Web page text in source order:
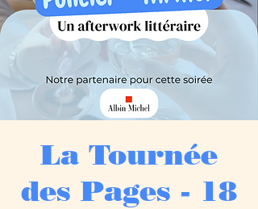
La Tournée
des Pages - 18